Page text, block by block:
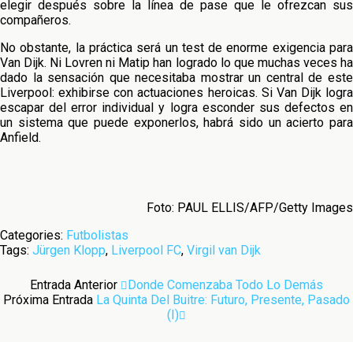
elegir después sobre la línea de pase que le ofrezcan sus
compañeros.
No obstante, la práctica será un test de enorme exigencia para
Van Dijk. Ni Lovren ni Matip han logrado lo que muchas veces ha
dado la sensación que necesitaba mostrar un central de este
Liverpool: exhibirse con actuaciones heroicas. Si Van Dijk logra
escapar del error individual y logra esconder sus defectos en
un sistema que puede exponerlos, habrá sido un acierto para
Anfield.
Foto: PAUL ELLIS/AFP/Getty Images
Categories: Futbolistas
Tags: Jürgen Klopp, Liverpool FC, Virgil van Dijk
Entrada Anterior
Donde Comenzaba Todo Lo Demás
Próxima Entrada La Quinta Del Buitre: Futuro, Presente, Pasado
(I)